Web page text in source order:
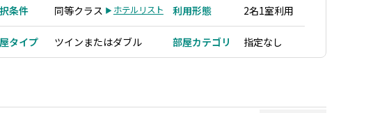
条件 同等クラス ホテルリスト 利用形態 2名1室利用
タイプ ツインまたはダブル 部屋カテゴリ 指定なし